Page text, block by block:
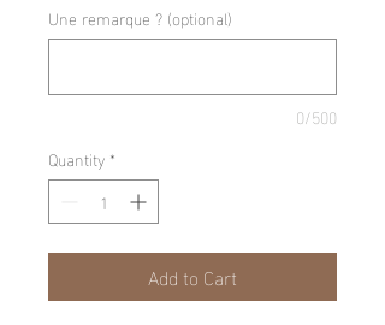
Une remarque ? (optional)
0/500
Quantity *
Add to Cart